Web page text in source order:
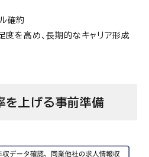
確約
度を高め、長期的なキャリア形成
を上げる事前準備